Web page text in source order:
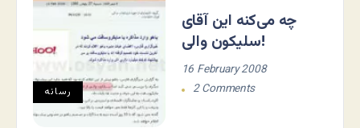
رسانه
چه می‌کنه این آقای
سلیکون والی!
16 February 2008
2 Comments